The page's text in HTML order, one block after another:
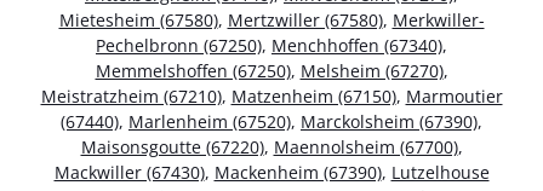
Mietesheim (67580), Mertzwiller (67580), Merkwiller-
Pechelbronn (67250), Menchhoffen (67340),
Memmelshoffen (67250), Melsheim (67270),
Meistratzheim (67210), Matzenheim (67150), Marmoutier
(67440), Marlenheim (67520), Marckolsheim (67390),
Maisonsgoutte (67220), Maennolsheim (67700),
Mackwiller (67430), Mackenheim (67390), Lutzelhouse